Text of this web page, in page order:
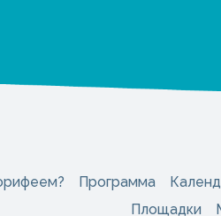
Программа
Площадки